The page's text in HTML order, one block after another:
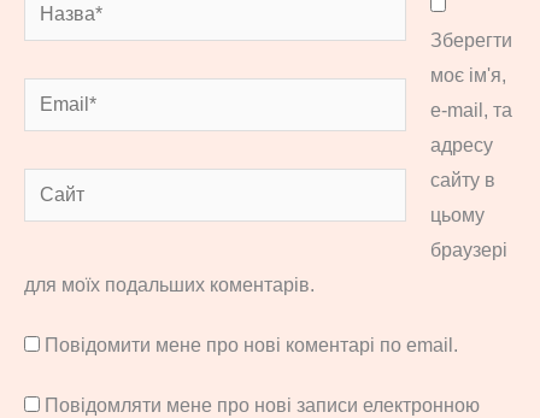
Назва*
Email*
Сайт
Зберегти
моє ім'я,
e-mail, та
адресу
сайту в
цьому
браузері
для моїх подальших коментарів.
Повідомити мене про нові коментарі по email.
Повідомляти мене про нові записи електронною